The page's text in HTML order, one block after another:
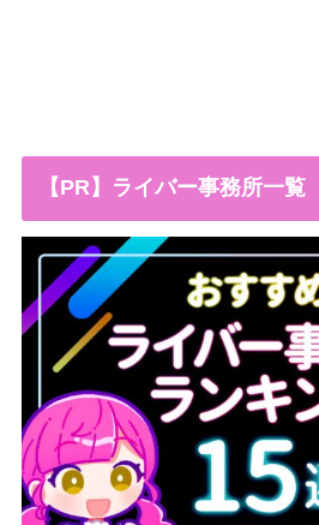
【PR】ライバー事務所一覧